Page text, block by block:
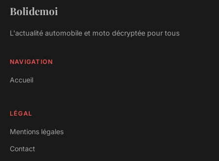
Bolidemoi
L'actualité automobile et moto décryptée pour tous
NAVIGATION
Accueil
LÉGAL
Mentions légales
Contact